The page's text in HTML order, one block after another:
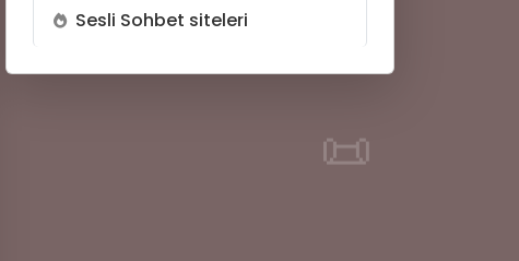
📜
Sesli Sohbet siteleri